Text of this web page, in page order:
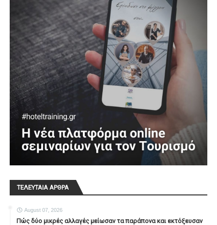
ΤΕΛΕΥΤΑΙΑ ΑΡΘΡΑ
August 07, 2026
Πώς δύο μικρές αλλαγές μείωσαν τα παράπονα και εκτόξευσαν